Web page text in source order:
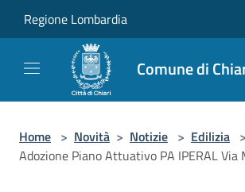
Regione Lombardia
Comune di
Home > Novità > Notizie > Edilizia >
Adozione Piano Attuativo PA IPERAL Via